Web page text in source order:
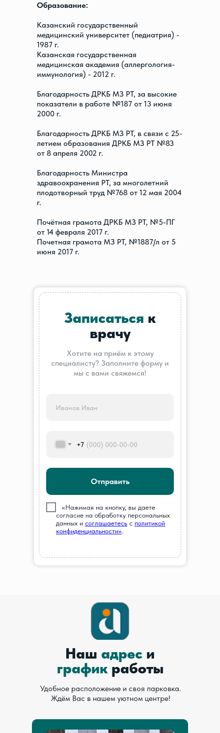
Образование:
Казанский государственный
медицинский университет (педиатрия) -
1987 г.
Казанская государственная
медицинская академия (аллергология-
иммунология) - 2012 г.
Благодарность ДРКБ МЗ РТ, за высокие
показатели в работе №187 от 13 июня
2000 г.
Благодарность ДРКБ МЗ РТ, в связи с 25-
летием образования ДРКБ МЗ РТ №83
от 8 апреля 2002 г.
Благодарность Министра
здравоохранения РТ, за многолетний
плодотворный труд №768 от 12 мая 2004
г.
Почётная грамота ДРКБ МЗ РТ, №5-ПГ
от 14 февраля 2017 г.
Почетная грамота МЗ РТ, №1887/л от 5
июня 2017 г.
+7
Отправить
«Нажимая на кнопку, вы даете
согласие на обработку персональных
данных и соглашаетесь c политикой
конфиденциальности».
Записаться к
врачу
Хотите на приём к этому
специалисту? Заполните форму и
мы с вами свяжемся!
Наш адрес и
график работы
Удобное расположение и своя парковка.
Ждём Вас в нашем уютном центре!